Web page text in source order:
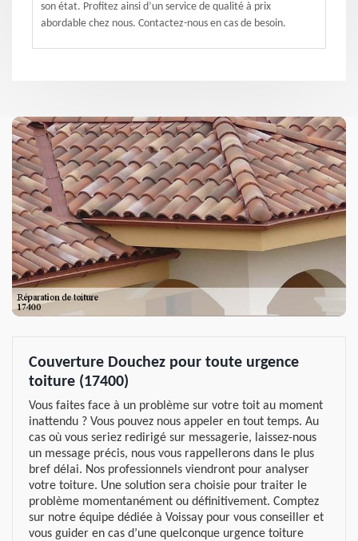
son état. Profitez ainsi d’un service de qualité à prix
abordable chez nous. Contactez-nous en cas de besoin.
Couverture Douchez pour toute urgence
toiture (17400)
Vous faites face à un problème sur votre toit au moment
inattendu ? Vous pouvez nous appeler en tout temps. Au
cas où vous seriez redirigé sur messagerie, laissez-nous
un message précis, nous vous rappellerons dans le plus
bref délai. Nos professionnels viendront pour analyser
votre toiture. Une solution sera choisie pour traiter le
problème momentanément ou définitivement. Comptez
sur notre équipe dédiée à Voissay pour vous conseiller et
vous guider en cas d’une quelconque urgence toiture